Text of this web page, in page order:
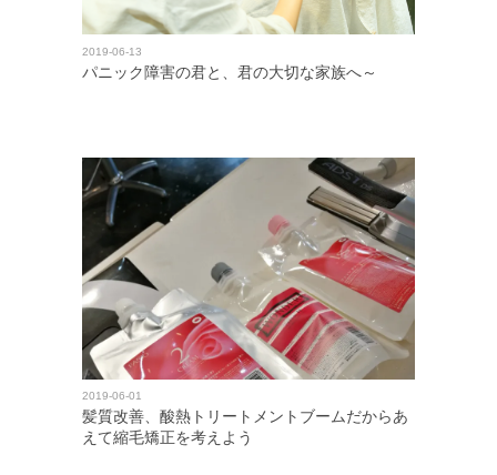
2019-06-13
パニック障害の君と、君の大切な家族へ～
2019-06-01
髪質改善、酸熱トリートメントブームだからあ
えて縮毛矯正を考えよう